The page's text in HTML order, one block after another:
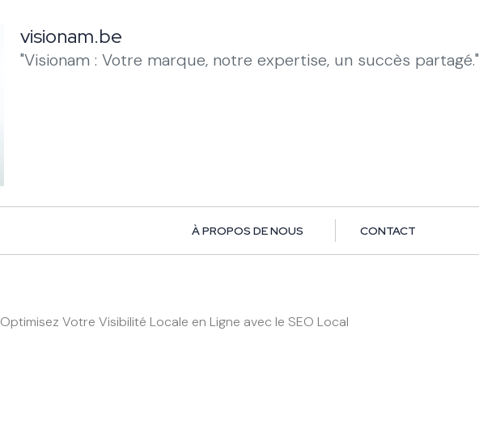
visionam.be
"Visionam : Votre marque, notre expertise, un succès partagé."
À PROPOS DE NOUS CONTACT
Optimisez Votre Visibilité Locale en Ligne avec le SEO Local